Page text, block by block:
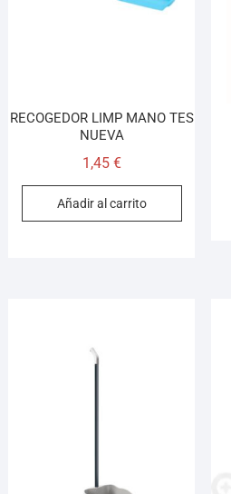
RECOGEDOR LIMP MANO TES
NUEVA
1,45 €
Añadir al carrito